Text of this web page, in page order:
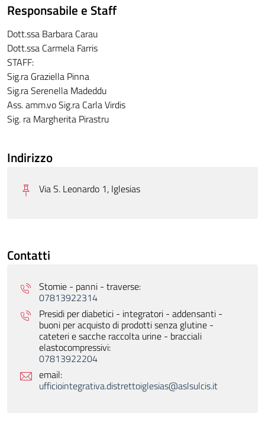
Responsabile e Staff
Dott.ssa Barbara Carau
Dott.ssa Carmela Farris
STAFF:
Sig.ra Graziella Pinna
Sig.ra Serenella Madeddu
Ass. amm.vo Sig.ra Carla Virdis
Sig. ra Margherita Pirastru
Indirizzo
Via S. Leonardo 1, Iglesias
Contatti
Stomie - panni - traverse:
07813922314
Presidi per diabetici - integratori - addensanti -
buoni per acquisto di prodotti senza glutine -
cateteri e sacche raccolta urine - bracciali
elastocompressivi:
07813922204
email:
ufficiointegrativa.distrettoiglesias@aslsulcis.it